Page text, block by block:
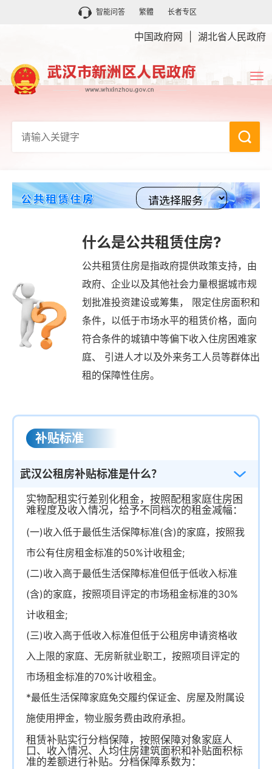
智能问答 繁體 长者专区
中国政府网 湖北省人民政府
什么是公共租赁住房?
公共租赁住房是指政府提供政策支持，由
政府、企业以及其他社会力量根据城市规
划批准投资建设或筹集， 限定住房面积和
条件，以低于市场水平的租赁价格，面向
符合条件的城镇中等偏下收入住房困难家
庭、 引进人才以及外来务工人员等群体出
租的保障性住房。
补贴标准
武汉公租房补贴标准是什么？
实物配租实行差别化租金，按照配租家庭住房困
难程度及收入情况，给予不同档次的租金减幅：
(一)收入低于最低生活保障标准(含)的家庭，按照我
市公有住房租金标准的50%计收租金;
(二)收入高于最低生活保障标准但低于低收入标准
(含)的家庭，按照项目评定的市场租金标准的30%
计收租金;
(三)收入高于低收入标准但低于公租房申请资格收
入上限的家庭、无房新就业职工，按照项目评定的
市场租金标准的70%计收租金。
*最低生活保障家庭免交履约保证金、房屋及附属设
施使用押金，物业服务费由政府承担。
租赁补贴实行分档保障，按照保障对象家庭人
口、收入情况、人均住房建筑面积和补贴面积标
准的差额进行补贴。分档保障系数为：